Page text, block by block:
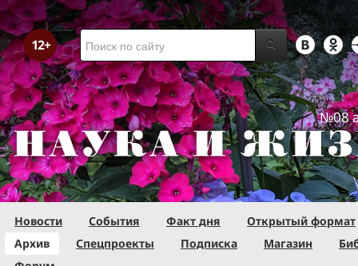
№08
Новости События Факт дня
Открытый формат
Архив
Спецпроекты Подписка Магазин